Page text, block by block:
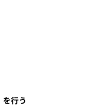
行う